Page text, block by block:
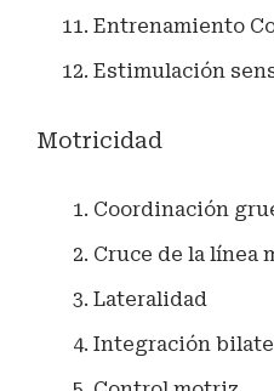
Entrenamiento
Estimulación
Motricidad
Coordinación
Cruce de la línea
Lateralidad
Integración